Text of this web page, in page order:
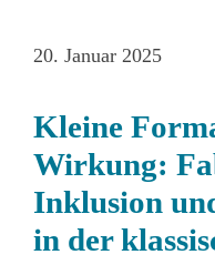
20. Januar 2025
Kleine
Wirkung:
Inklusion
in der